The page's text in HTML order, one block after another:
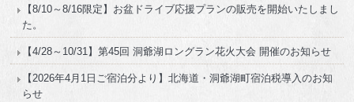
【8/10～8/16限定】お盆ドライブ応援プランの販売を開始いたしまし
た。
【4/28～10/31】第45回 洞爺湖ロングラン花火大会 開催のお知らせ
【2026年4月1日ご宿泊分より】北海道・洞爺湖町宿泊税導入のお知
らせ